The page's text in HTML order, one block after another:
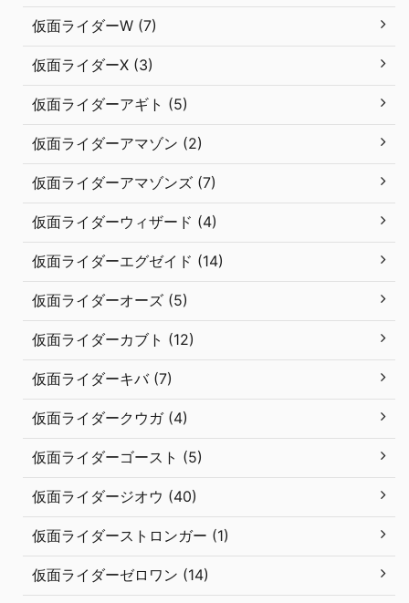
仮面ライダーW (7)
仮面ライダーX (3)
仮面ライダーアギト (5)
仮面ライダーアマゾン (2)
仮面ライダーアマゾンズ (7)
仮面ライダーウィザード (4)
仮面ライダーエグゼイド (14)
仮面ライダーオーズ (5)
仮面ライダーカブト (12)
仮面ライダーキバ (7)
仮面ライダークウガ (4)
仮面ライダーゴースト (5)
仮面ライダージオウ (40)
仮面ライダーストロンガー (1)
仮面ライダーゼロワン (14)